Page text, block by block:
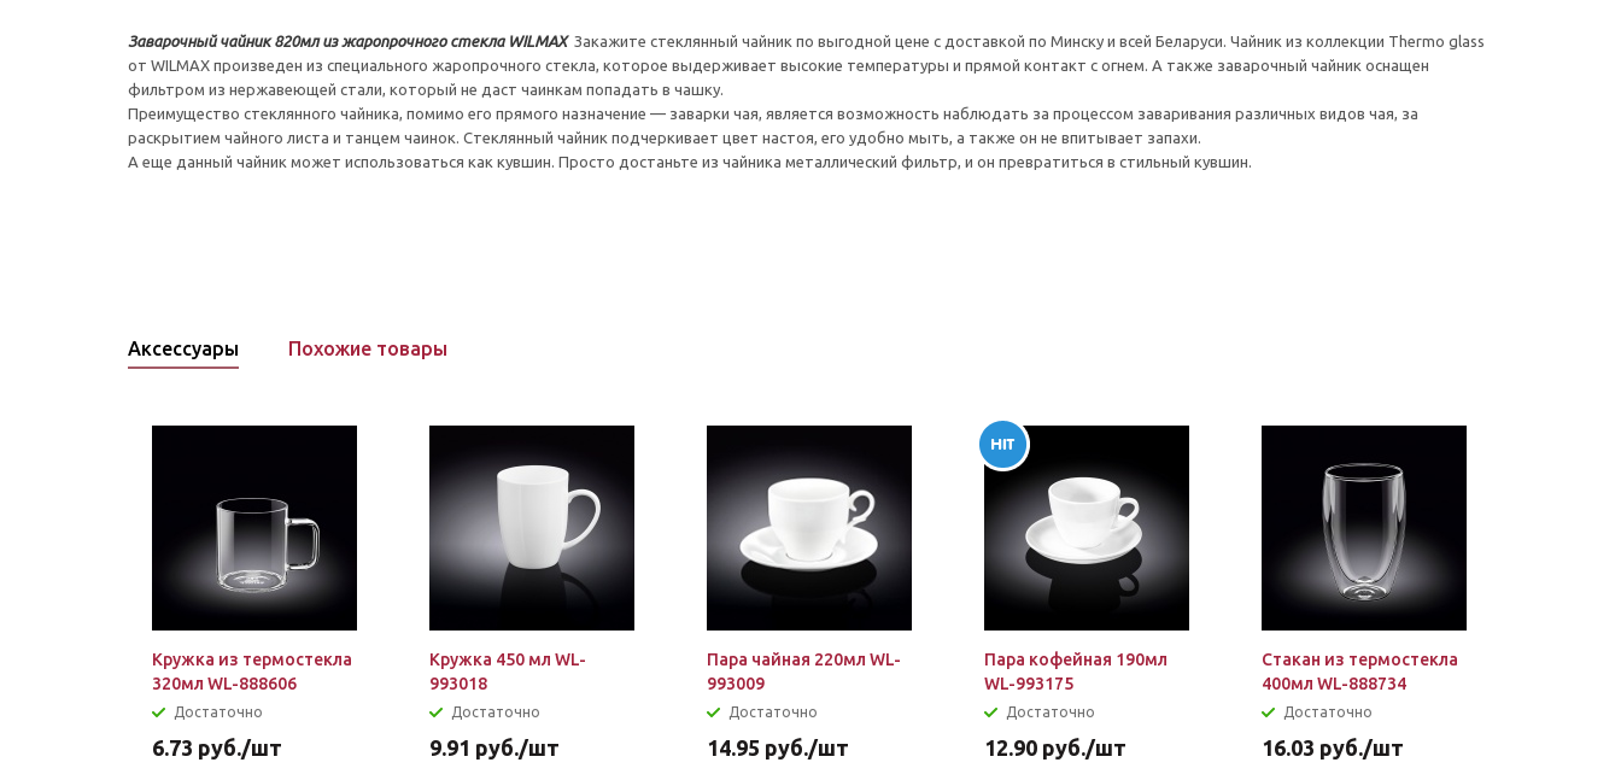
Заварочный чайник 820мл из жаропрочного стекла WILMAX Закажите стеклянный чайник по выгодной цене с доставкой по Минску и всей Беларуси. Чайник из коллекции Thermo glass
от WILMAX произведен из специального жаропрочного стекла, которое выдерживает высокие температуры и прямой контакт с огнем. А также заварочный чайник оснащен
фильтром из нержавеющей стали, который не даст чаинкам попадать в чашку.
Преимущество стеклянного чайника, помимо его прямого назначение — заварки чая, является возможность наблюдать за процессом заваривания различных видов чая, за
раскрытием чайного листа и танцем чаинок. Стеклянный чайник подчеркивает цвет настоя, его удобно мыть, а также он не впитывает запахи.
А еще данный чайник может использоваться как кувшин. Просто достаньте из чайника металлический фильтр, и он превратиться в стильный кувшин.
Аксессуары Похожие товары
Кружка из термостекла
320мл WL-888606
Достаточно
6.73 руб./шт
Кружка 450 мл WL-
993018
Достаточно
9.91 руб./шт
Пара чайная 220мл WL-
993009
Достаточно
14.95 руб./шт
Пара кофейная 190мл
WL-993175
Достаточно
12.90 руб./шт
Стакан из термостекла
400мл WL-888734
Достаточно
16.03 руб./шт